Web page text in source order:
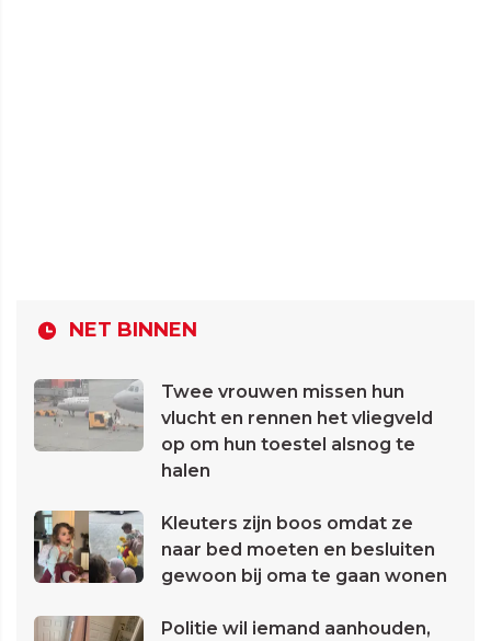
NET BINNEN
Twee vrouwen missen hun
vlucht en rennen het vliegveld
op om hun toestel alsnog te
halen
Kleuters zijn boos omdat ze
naar bed moeten en besluiten
gewoon bij oma te gaan wonen
Politie wil iemand aanhouden,